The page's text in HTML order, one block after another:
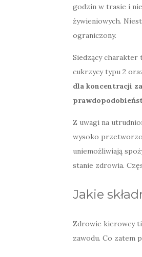
godzin w trasie i
żywieniowych.
ograniczony.
Siedzący charakter
cukrzycy typu 2
dla koncentracji
Z uwagi na
wysoko
uniemożliwiają
stanie zdrowia.
Jakie
Zdrowie kierowcy
zawodu. Co zatem